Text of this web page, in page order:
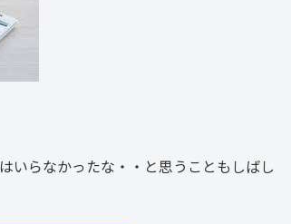
いらなかったな・・と思うこともしばし